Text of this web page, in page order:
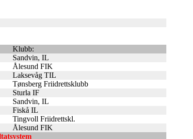
Klubb:
Sandvin, IL
Ålesund FIK
Laksevåg TIL
Tønsberg Friidrettsklubb
Sturla IF
Sandvin, IL
Fiskå IL
Tingvoll Friidrettskl.
Ålesund FIK